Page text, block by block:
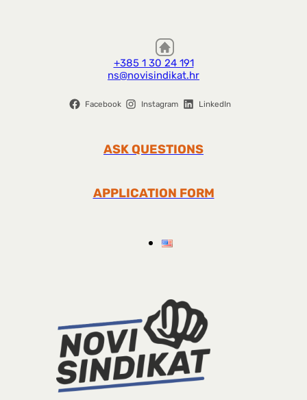
+385 1 30 24 191
ns@novisindikat.hr
Facebook Instagram LinkedIn
ASK QUESTIONS
APPLICATION FORM